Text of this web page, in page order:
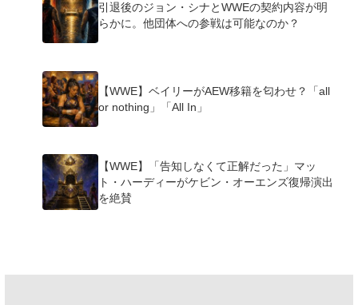
引退後のジョン・シナとWWEの契約内容が明
らかに。他団体への参戦は可能なのか？
【WWE】ベイリーがAEW移籍を匂わせ？「all
or nothing」「All In」
【WWE】「告知しなくて正解だった」マッ
ト・ハーディーがケビン・オーエンズ復帰演出
を絶賛